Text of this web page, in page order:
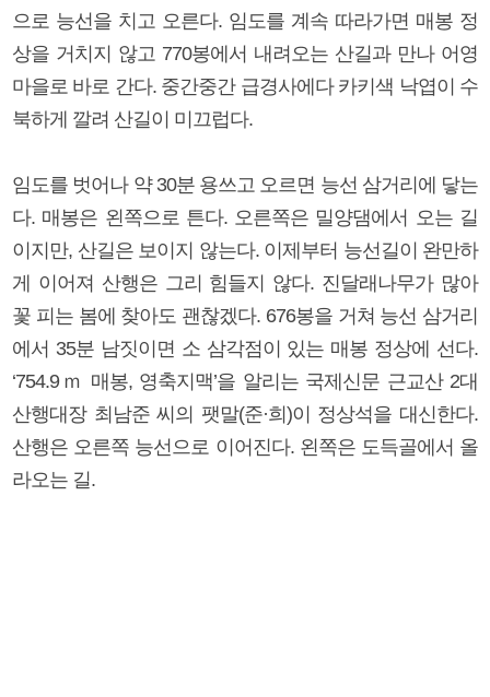
으로 능선을 치고 오른다. 임도를 계속 따라가면 매봉 정
상을 거치지 않고 770봉에서 내려오는 산길과 만나 어영
마을로 바로 간다. 중간중간 급경사에다 카키색 낙엽이 수
북하게 깔려 산길이 미끄럽다.
임도를 벗어나 약 30분 용쓰고 오르면 능선 삼거리에 닿는
다. 매봉은 왼쪽으로 튼다. 오른쪽은 밀양댐에서 오는 길
이지만, 산길은 보이지 않는다. 이제부터 능선길이 완만하
게 이어져 산행은 그리 힘들지 않다. 진달래나무가 많아
꽃 피는 봄에 찾아도 괜찮겠다. 676봉을 거쳐 능선 삼거리
에서 35분 남짓이면 소 삼각점이 있는 매봉 정상에 선다.
‘754.9ｍ 매봉, 영축지맥’을 알리는 국제신문 근교산 2대
산행대장 최남준 씨의 팻말(준·희)이 정상석을 대신한다.
산행은 오른쪽 능선으로 이어진다. 왼쪽은 도득골에서 올
라오는 길.